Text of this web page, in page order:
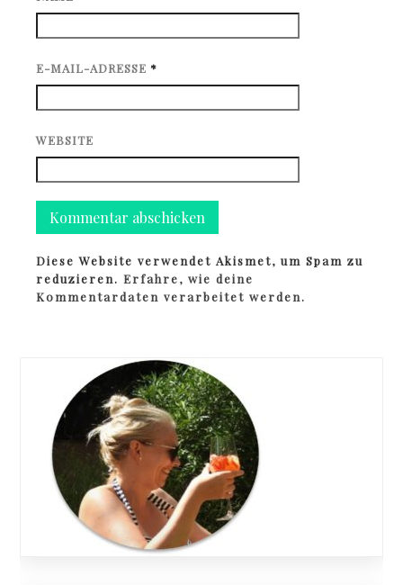
E-MAIL-ADRESSE *
WEBSITE
Diese Website verwendet Akismet, um Spam zu
reduzieren.Erfahre, wie deine
Kommentardaten verarbeitet werden.